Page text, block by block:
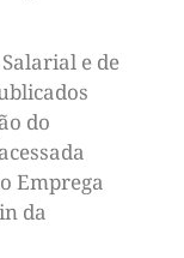
e de
do
Emprega
da